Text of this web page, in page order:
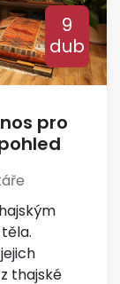
9
dub
pro
thajské